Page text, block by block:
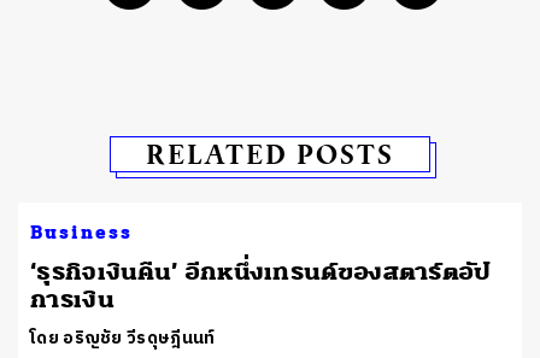
RELATED POSTS
Business
​‘ธุรกิจเงินคืน’ อีกหนึ่งเทรนด์ของสตาร์ตอัป
การเงิน
โดย อริญชัย วีรดุษฎีนนท์